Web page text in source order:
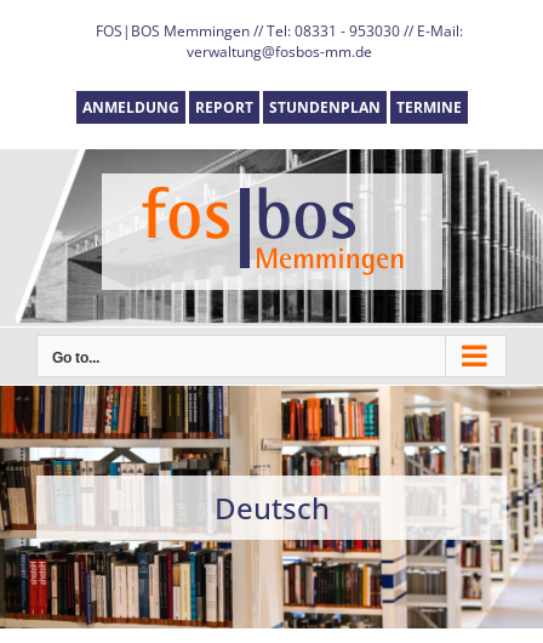
FOS|BOS Memmingen // Tel: 08331 - 953030 // E-Mail:
verwaltung@fosbos-mm.de
ANMELDUNG REPORT STUNDENPLAN TERMINE
Go to...
Deutsch